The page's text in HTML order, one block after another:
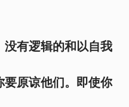
有逻辑的和以自我
原谅他们。即使你